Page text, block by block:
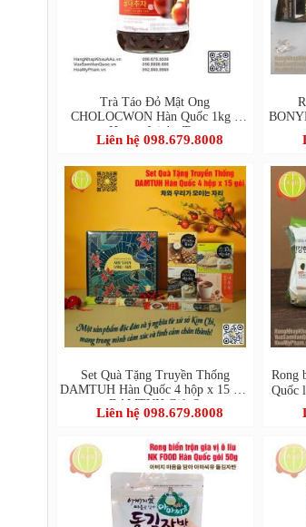
Trà Táo Đỏ Mật Ong
CHOLOCWON Hàn Quốc 1kg -
Honey Jujube Tea
Liên hệ 098.679.8008
Set Quà Tặng Truyền Thống
DAMTUH Hàn Quốc 4 hộp x 15 gói
- DAMTUH Gift Set
Liên hệ 098.679.8008
Rong
Quốc